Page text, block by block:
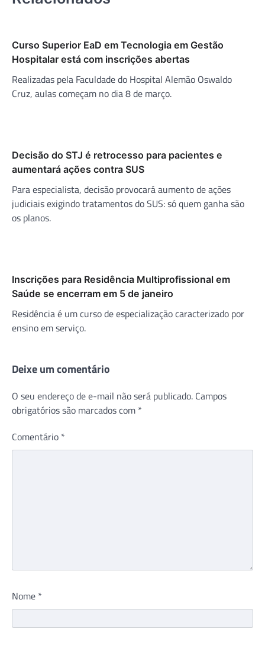
Curso Superior EaD em Tecnologia em Gestão
Hospitalar está com inscrições abertas
Realizadas pela Faculdade do Hospital Alemão Oswaldo
Cruz, aulas começam no dia 8 de março.
Decisão do STJ é retrocesso para pacientes e
aumentará ações contra SUS
Para especialista, decisão provocará aumento de ações
judiciais exigindo tratamentos do SUS: só quem ganha são
os planos.
Inscrições para Residência Multiprofissional em
Saúde se encerram em 5 de janeiro
Residência é um curso de especialização caracterizado por
ensino em serviço.
Deixe um comentário
O seu endereço de e-mail não será publicado. Campos
obrigatórios são marcados com *
Comentário *
Nome *